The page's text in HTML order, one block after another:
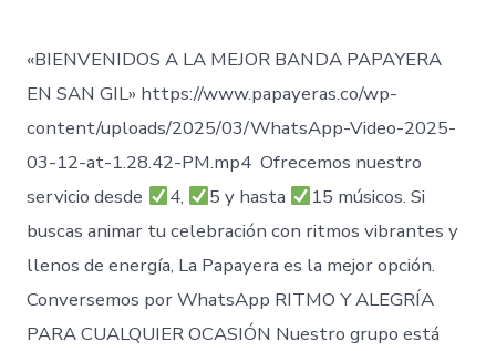
«BIENVENIDOS A LA MEJOR BANDA PAPAYERA
EN SAN GIL» https://www.papayeras.co/wp-
content/uploads/2025/03/WhatsApp-Video-2025-
03-12-at-1.28.42-PM.mp4 Ofrecemos nuestro
servicio desde
4, 5 y hasta
15 músicos. Si
buscas animar tu celebración con ritmos vibrantes y
llenos de energía, La Papayera es la mejor opción.
Conversemos por WhatsApp RITMO Y ALEGRÍA
PARA CUALQUIER OCASIÓN Nuestro grupo está